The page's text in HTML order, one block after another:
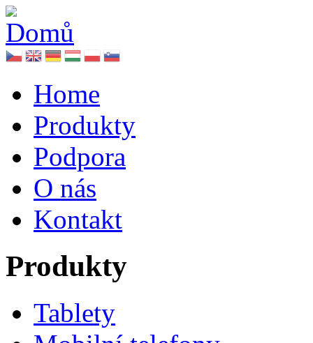
Home
Produkty
Podpora
O nás
Kontakt
Produkty
Tablety